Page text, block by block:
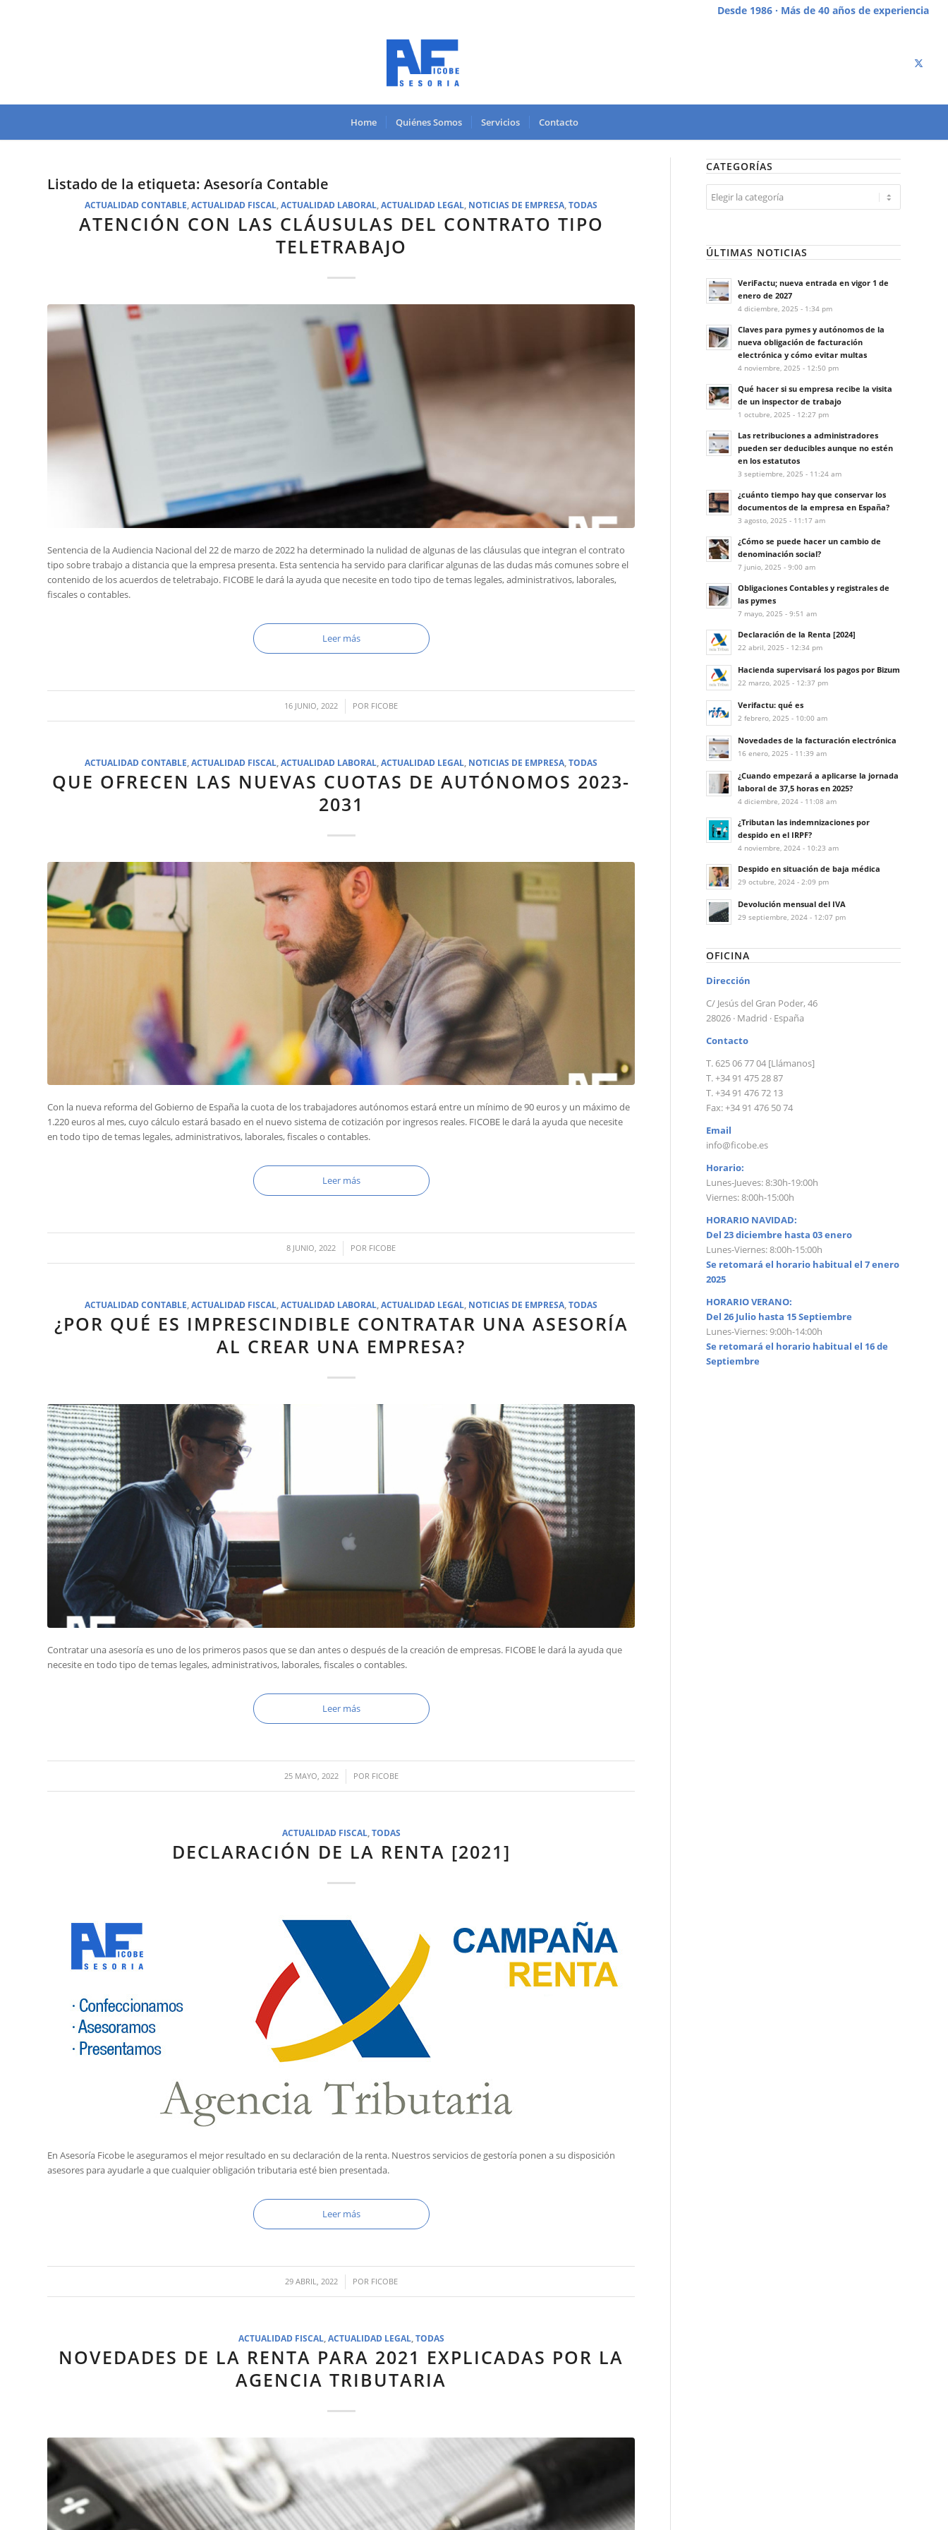
Desde 1986 · Más de 40 años de experiencia
Home Quiénes Somos Servicios Contacto
Listado de la etiqueta: Asesoría Contable
ACTUALIDAD CONTABLE ,ACTUALIDAD FISCAL ,ACTUALIDAD LABORAL ,ACTUALIDAD LEGAL NOTICIAS DE EMPRESA ,TODAS
ATENCIÓN CON LAS CLÁUSULAS DEL CONTRATO TIPO
TELETRABAJO
Sentencia de la Audiencia Nacional del 22 de marzo de 2022 ha determinado la nulidad de algunas de las cláusulas que integran el contrato
tipo sobre trabajo a distancia que la empresa presenta. Esta sentencia ha servido para clarificar algunas de las dudas más comunes sobre el
contenido de los acuerdos de teletrabajo. FICOBE le dará la ayuda que necesite en todo tipo de temas legales, administrativos, laborales,
fiscales o contables.
Leer más
16 JUNIO, 2022
/ POR FICOBE
ACTUALIDAD CONTABLE ,ACTUALIDAD FISCAL ,ACTUALIDAD LABORAL ,ACTUALIDAD LEGAL NOTICIAS DE EMPRESA ,TODAS
QUE OFRECEN LAS NUEVAS CUOTAS DE AUTÓNOMOS 2023-
2031
Con la nueva reforma del Gobierno de España la cuota de los trabajadores autónomos estará entre un mínimo de 90 euros y un máximo de
1.220 euros al mes, cuyo cálculo estará basado en el nuevo sistema de cotización por ingresos reales. FICOBE le dará la ayuda que necesite
en todo tipo de temas legales, administrativos, laborales, fiscales o contables.
Leer más
8 JUNIO, 2022
/ POR FICOBE
ACTUALIDAD CONTABLE ,ACTUALIDAD FISCAL ,ACTUALIDAD LABORAL ,ACTUALIDAD LEGAL NOTICIAS DE EMPRESA ,TODAS
¿POR QUÉ ES IMPRESCINDIBLE CONTRATAR UNA ASESORÍA
AL CREAR UNA EMPRESA?
Contratar una asesoría es uno de los primeros pasos que se dan antes o después de la creación de empresas. FICOBE le dará la ayuda que
necesite en todo tipo de temas legales, administrativos, laborales, fiscales o contables.
Leer más
25 MAYO, 2022
/ POR FICOBE
ACTUALIDAD FISCAL, TODAS
DECLARACIÓN DE LA RENTA [2021]
En Asesoría Ficobe le aseguramos el mejor resultado en su declaración de la renta. Nuestros servicios de gestoría ponen a su disposición
asesores para ayudarle a que cualquier obligación tributaria esté bien presentada.
Leer más
29 ABRIL, 2022
/ POR FICOBE
ACTUALIDAD FISCAL, ACTUALIDAD LEGAL, TODAS
NOVEDADES DE LA RENTA PARA 2021 EXPLICADAS POR LA
AGENCIA TRIBUTARIA
CATEGORÍAS
Categorías
ÚLTIMAS NOTICIAS
VeriFactu; nueva entrada en vigor 1 de
enero de 2027
4 diciembre, 2025 - 1:34 pm
Claves para pymes y autónomos de la
nueva obligación de facturación
electrónica y cómo evitar multas
4 noviembre, 2025 - 12:50 pm
Qué hacer si su empresa recibe la visita
de un inspector de trabajo
1 octubre, 2025 - 12:27 pm
Las retribuciones a administradores
pueden ser deducibles aunque no estén
en los estatutos
3 septiembre, 2025 - 11:24 am
¿cuánto tiempo hay que conservar los
documentos de la empresa en España?
3 agosto, 2025 - 11:17 am
¿Cómo se puede hacer un cambio de
denominación social?
7 junio, 2025 - 9:00 am
Obligaciones Contables y registrales de
las pymes
7 mayo, 2025 - 9:51 am
Declaración de la Renta [2024]
22 abril, 2025 - 12:34 pm
Hacienda supervisará los pagos por Bizum
22 marzo, 2025 - 12:37 pm
Verifactu: qué es
2 febrero, 2025 - 10:00 am
Novedades de la facturación electrónica
16 enero, 2025 - 11:39 am
¿Cuando empezará a aplicarse la jornada
laboral de 37,5 horas en 2025?
4 diciembre, 2024 - 11:08 am
¿Tributan las indemnizaciones por
despido en el IRPF?
4 noviembre, 2024 - 10:23 am
Despido en situación de baja médica
29 octubre, 2024 - 2:09 pm
Devolución mensual del IVA
29 septiembre, 2024 - 12:07 pm
OFICINA
Dirección
C/ Jesús del Gran Poder, 46
28026 · Madrid · España
Contacto
T. 625 06 77 04 [Llámanos]
T. +34 91 475 28 87
T. +34 91 476 72 13
Fax: +34 91 476 50 74
Email
info@ficobe.es
Horario:
Lunes-Jueves: 8:30h-19:00h
Viernes: 8:00h-15:00h
HORARIO NAVIDAD:
Del 23 diciembre hasta 03 enero
Lunes-Viernes: 8:00h-15:00h
Se retomará el horario habitual el 7 enero
2025
HORARIO VERANO:
Del 26 Julio hasta 15 Septiembre
Lunes-Viernes: 9:00h-14:00h
Se retomará el horario habitual el 16 de
Septiembre